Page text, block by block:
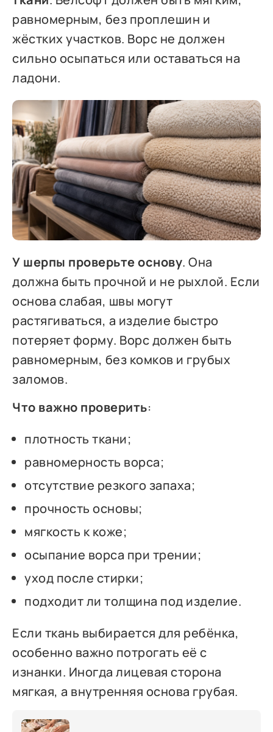
равномерным, без проплешин и
жёстких участков. Ворс не должен
сильно осыпаться или оставаться на
ладони.
У шерпы проверьте основу. Она
должна быть прочной и не рыхлой. Если
основа слабая, швы могут
растягиваться, а изделие быстро
потеряет форму. Ворс должен быть
равномерным, без комков и грубых
заломов.
Что важно проверить:
плотность ткани;
равномерность ворса;
отсутствие резкого запаха;
прочность основы;
мягкость к коже;
осыпание ворса при трении;
уход после стирки;
подходит ли толщина под изделие.
Если ткань выбирается для ребёнка,
особенно важно потрогать её с
изнанки. Иногда лицевая сторона
мягкая, а внутренняя основа грубая.